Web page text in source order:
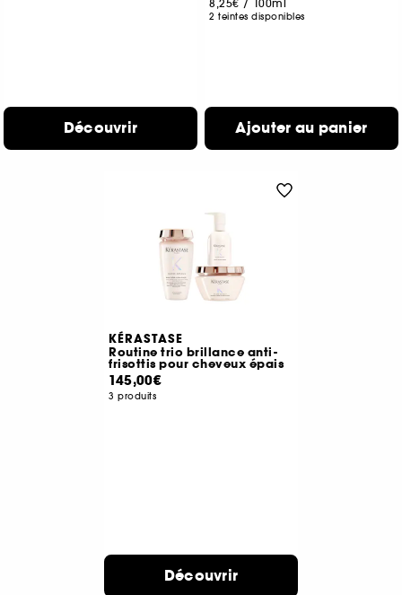
Découvrir
8,25€ / 100ml
2 teintes disponibles
Ajouter au panier
KÉRASTASE
Routine trio brillance anti-
frisottis pour cheveux épais
145,00€
3 produits
Découvrir